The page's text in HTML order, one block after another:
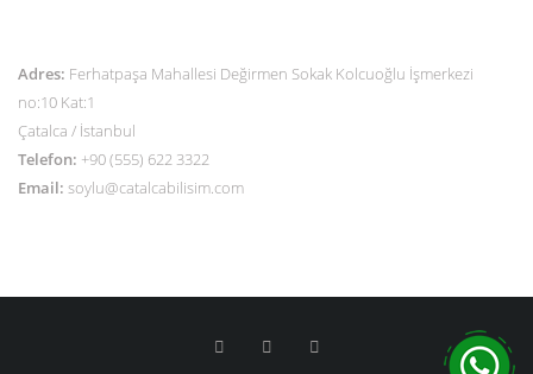
Adres: Ferhatpaşa Mahallesi Değirmen Sokak Kolcuoğlu İşmerkezi
no:10 Kat:1
Çatalca / İstanbul
Telefon: +90 (555) 622 3322
Email: soylu@catalcabilisim.com